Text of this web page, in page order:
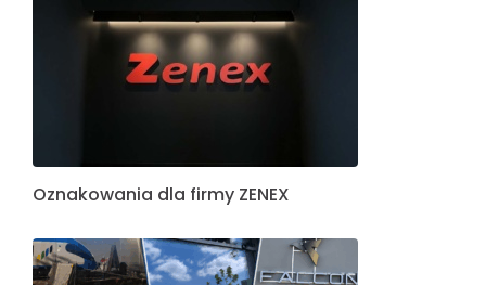
Oznakowania dla firmy ZENEX